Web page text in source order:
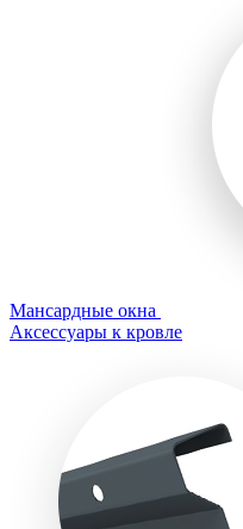
Мансардные окна
Аксессуары к кровле